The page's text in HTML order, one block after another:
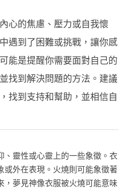
心的焦慮、壓力或自我懷
遇到了困難或挑戰，讓你感
能是提醒你需要面對自己的
找到解決問題的方法。建議
找到支持和幫助，並相信自
、靈性或心靈上的一些象徵。衣
或外在表現。火燒則可能象徵著
，夢見神像衣服被火燒可能意味